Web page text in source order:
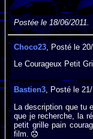
Postée le 18/06/2011.
Choco23 , Posté le
Le Courageux Petit
Bastien3, Posté le
La description que tu
que je recherche, la
petit grille pain
film.